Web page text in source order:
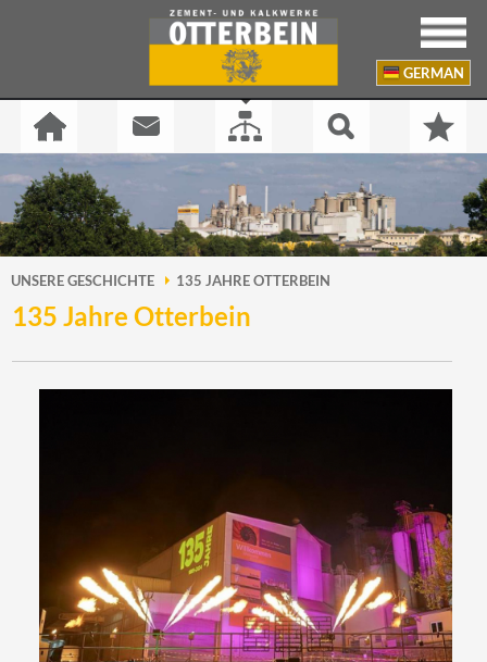
GERMAN
UNSERE GESCHICHTE 135 JAHRE OTTERBEIN
135 Jahre Otterbein